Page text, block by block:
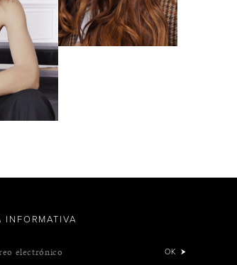
INFORMATIVA
electrónico OK